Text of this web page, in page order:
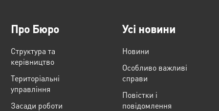
Про Бюро
Структура та
керівництво
Територіальні
управління
Засади роботи
Усі новини
Новини
Особливо важливі
справи
Повістки і
повідомлення